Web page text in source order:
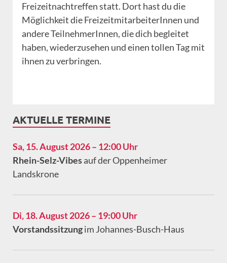
Freizeitnachtreffen statt. Dort hast du die
Möglichkeit die FreizeitmitarbeiterInnen und
andere TeilnehmerInnen, die dich begleitet
haben, wiederzusehen und einen tollen Tag mit
ihnen zu verbringen.
AKTUELLE TERMINE
Sa, 15. August 2026 – 12:00 Uhr
Rhein-Selz-Vibesauf der Oppenheimer
Landskrone
Di, 18. August 2026 – 19:00 Uhr
Vorstandssitzungim Johannes-Busch-Haus